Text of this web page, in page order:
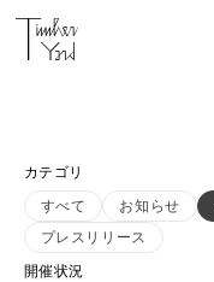
カテゴリ
すべて
お知らせ
プレスリリース
開催状況